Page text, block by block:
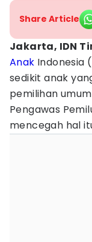
Share Article
Jakarta, IDN
Anak Indonesia
sedikit anak
pemilihan
Pengawas
mencegah hal